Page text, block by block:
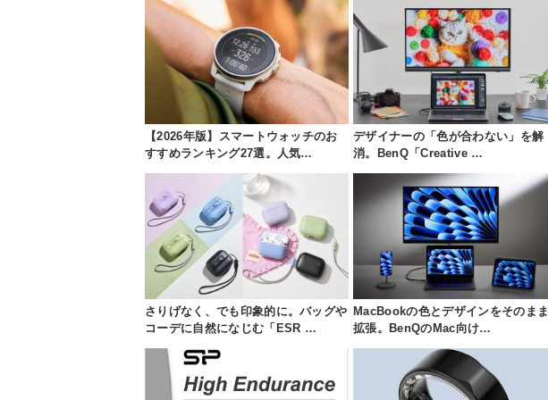
【2026年版】スマートウォッチのお
すすめランキング27選。人気…
デザイナーの「色が合わない」を解
消。BenQ「Creative …
さりげなく、でも印象的に。バッグや
コーデに自然になじむ「ESR …
MacBookの色とデザインをそのまま
拡張。BenQのMac向け…